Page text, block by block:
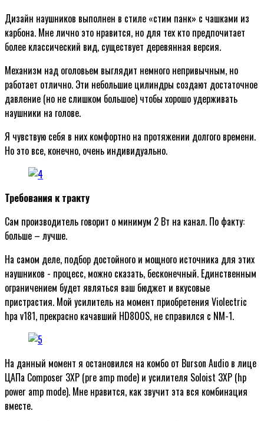
Дизайн наушников выполнен в стиле «стим панк» с чашками из
карбона. Мне лично это нравится, но для тех кто предпочитает
более классический вид, существует деревянная версия.
Механизм над оголовьем выглядит немного непривычным, но
работает отлично. Эти небольшие цилиндры создают достаточное
давление (но не слишком большое) чтобы хорошо удерживать
наушники на голове.
Я чувствую себя в них комфортно на протяжении долгого времени.
Но это все, конечно, очень индивидуально.
Требования к тракту
Сам производитель говорит о минимум 2 Вт на канал. По факту:
больше – лучше.
На самом деле, подбор достойного и мощного источника для этих
наушников - процесс, можно сказать, бесконечный. Единственным
ограничением будет являться ваш бюджет и вкусовые
пристрастия. Мой усилитель на момент приобретения Violectric
hpa v181, прекрасно качавший HD800S, не справился с NM-1.
На данный момент я остановился на комбо от Burson Audio в лице
ЦАПа Composer 3XP (pre amp mode) и усилителя Soloist 3XP (hp
power amp mode). Мне нравится, как звучит эта вся комбинация
вместе.